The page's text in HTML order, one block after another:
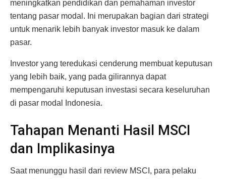
meningkatkan pendidikan dan pemahaman investor
tentang pasar modal. Ini merupakan bagian dari strategi
untuk menarik lebih banyak investor masuk ke dalam
pasar.
Investor yang teredukasi cenderung membuat keputusan
yang lebih baik, yang pada gilirannya dapat
mempengaruhi keputusan investasi secara keseluruhan
di pasar modal Indonesia.
Tahapan Menanti Hasil MSCI
dan Implikasinya
Saat menunggu hasil dari review MSCI, para pelaku